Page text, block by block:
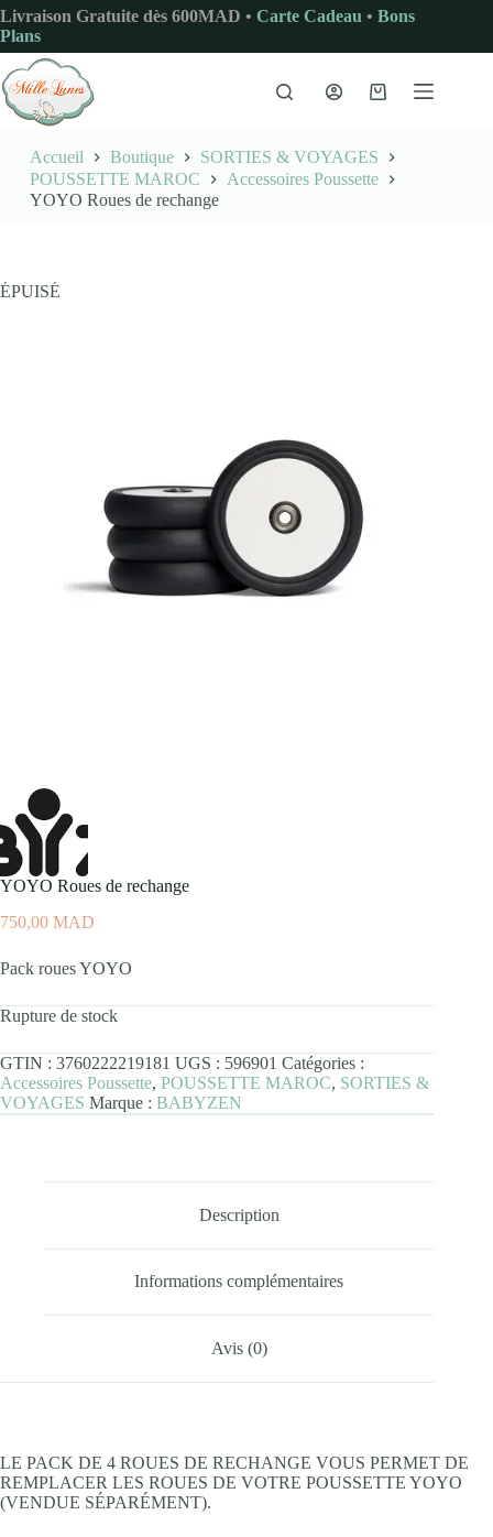
Passer
au
contenu
Livraison Gratuite dès 600MAD • Carte Cadeau • Bons
Plans
Panier
Accueil Boutique
SORTIES & VOYAGES
POUSSETTE MAROC
Accessoires Poussette
YOYO Roues de rechange
ÉPUISÉ
YOYO Roues de rechange
750,00 MAD
Pack roues YOYO
Rupture de stock
GTIN : 3760222219181 UGS : 596901 Catégories :
Accessoires Poussette, POUSSETTE MAROC, SORTIES &
VOYAGES Marque : BABYZEN
Description
Informations complémentaires
Avis (0)
LE PACK DE 4 ROUES DE RECHANGE VOUS PERMET DE
REMPLACER LES ROUES DE VOTRE POUSSETTE YOYO
(VENDUE SÉPARÉMENT).